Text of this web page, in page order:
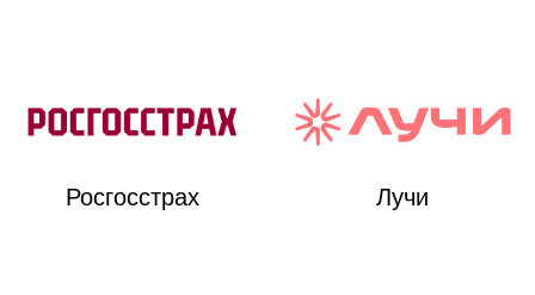
Росгосстрах Лучи